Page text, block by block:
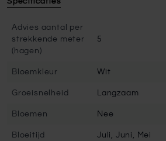
Advies aantal per
strekkende meter
(hagen)
5
Bloemkleur Wit
Groeisnelheid Langzaam
Bloemen Nee
Bloeitijd Juli, Juni, Mei